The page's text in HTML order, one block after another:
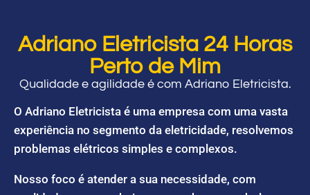
Adriano Eletricista 24 Horas
Perto de Mim
Qualidade e agilidade é com Adriano Eletricista.
O Adriano Eletricista é uma empresa com uma vasta
experiência no segmento da eletricidade, resolvemos
problemas elétricos simples e complexos.
Nosso foco é atender a sua necessidade, com